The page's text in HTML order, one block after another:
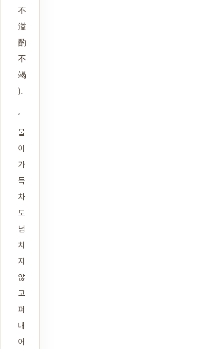
不
溢
酌
不
竭
).
‘
물
이
가
득
차
도
넘
치
지
않
고
퍼
내
어